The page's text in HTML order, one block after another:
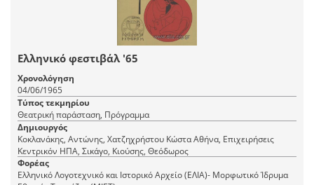
Ελληνικό φεστιβάλ '65
Χρονολόγηση
04/06/1965
Τύπος τεκμηρίου
Θεατρική παράσταση, Πρόγραμμα
Δημιουργός
Κοκλανάκης, Αντώνης, Χατζηχρήστου Κώστα Αθήνα, Επιχειρήσεις
Κεντρικόν ΗΠΑ, Σικάγο, Κιούσης, Θεόδωρος
Φορέας
Ελληνικό Λογοτεχνικό και Ιστορικό Αρχείο (ΕΛΙΑ)- Μορφωτικό Ίδρυμα